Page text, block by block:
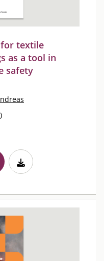
textile
as a tool in
safety